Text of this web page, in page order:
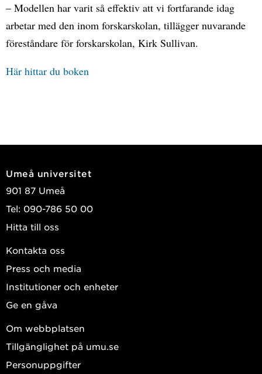
– Modellen har varit så effektiv att vi fortfarande idag
arbetar med den inom forskarskolan, tillägger nuvarande
föreståndare för forskarskolan, Kirk Sullivan.
Här hittar du boken
Umeå universitet
901 87 Umeå
Tel: 090-786 50 00
Hitta till oss
Kontakta oss
Press och media
Institutioner och enheter
Ge en gåva
Om webbplatsen
Tillgänglighet på umu.se
Personuppgifter